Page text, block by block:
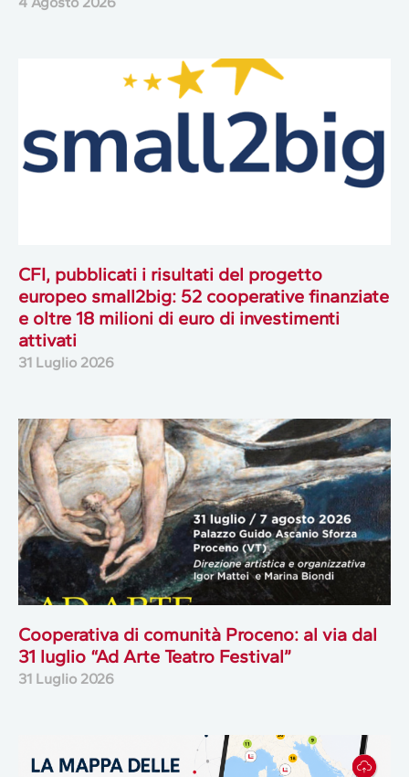
CFI, pubblicati i risultati del progetto
europeo small2big: 52 cooperative finanziate
e oltre 18 milioni di euro di investimenti
attivati
31 Luglio 2026
Cooperativa di comunità Proceno: al via dal
31 luglio “Ad Arte Teatro Festival”
31 Luglio 2026